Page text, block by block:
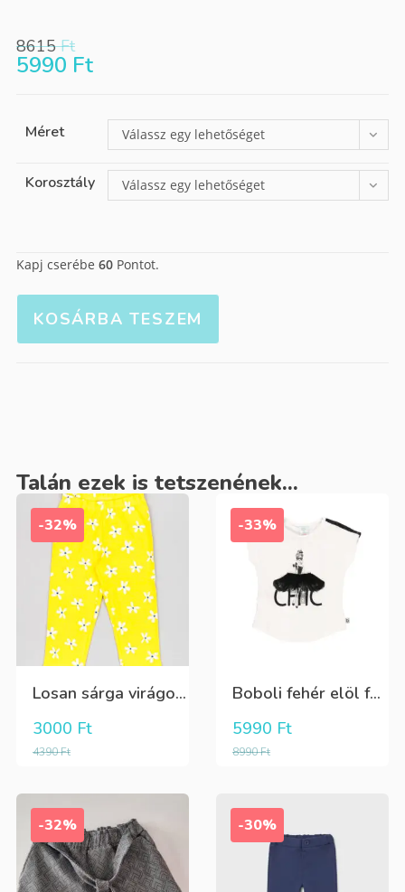
8615Ft
5990 Ft
Méret Válassz egy lehetőséget
Korosztály Válassz egy lehetőséget
Kapj cserébe 60Pontot.
KOSÁRBA TESZEM
Talán ezek is tetszenének...
-32%
Losan sárga virágos 3/4-es leggings
4390Ft
3000 Ft
-33%
Boboli fehér elöl fekete tüll+gyöngyös csini póló
8990Ft
5990 Ft
-32% -30%